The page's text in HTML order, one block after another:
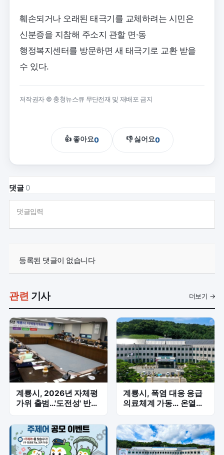
훼손되거나 오래된 태극기를 교체하려는 시민은
신분증을 지참해 주소지 관할 면·동
행정복지센터를 방문하면 새 태극기로 교환 받을
수 있다.
저작권자 © 충청뉴스큐 무단전재 및 재배포 금지
👍 좋아요0 👎 싫어요0
댓글 0
댓글입력
등록된 댓글이 없습니다
관련 기사 더보기 →
계룡시, 2026년 자체평
가위 출범…'도전성' 반영
해 성과관리 강화
계룡시, 폭염 대응 응급
의료체계 가동… 온열질
환 예방 총력